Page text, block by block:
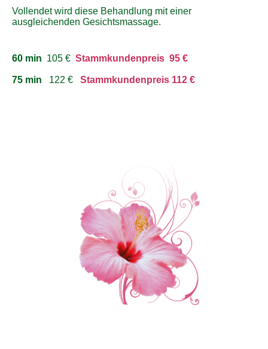
Vollendet wird diese Behandlung mit einer
ausgleichenden Gesichtsmassage.
60 min 105 € Stammkundenpreis 95 €
75 min 122 € Stammkundenpreis 112 €